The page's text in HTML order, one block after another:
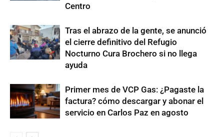
Centro
Tras el abrazo de la gente, se anunció
el cierre definitivo del Refugio
Nocturno Cura Brochero si no llega
ayuda
Primer mes de VCP Gas: ¿Pagaste la
factura? cómo descargar y abonar el
servicio en Carlos Paz en agosto